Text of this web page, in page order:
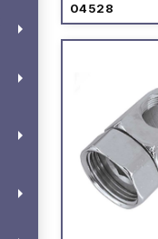
arrow_right
arrow_right
arrow_right
arrow_right
04528